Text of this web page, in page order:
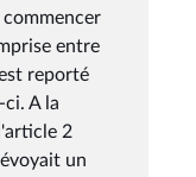
entre
reporté
A la
2
un